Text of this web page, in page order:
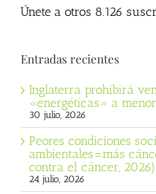
Únete a otros 8.126
Entradas recientes
Inglaterra prohibirá
«energéticas» a
30 julio, 2026
Peores condiciones
ambientales=más
contra el cáncer, 2026)
24 julio, 2026